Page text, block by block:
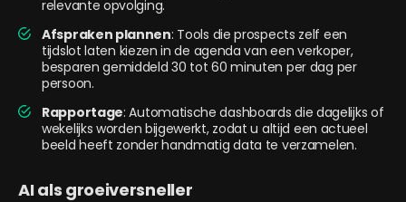
relevante opvolging.
Afspraken plannen: Tools die prospects zelf een
tijdslot laten kiezen in de agenda van een verkoper,
besparen gemiddeld 30 tot 60 minuten per dag per
persoon.
Rapportage: Automatische dashboards die dagelijks of
wekelijks worden bijgewerkt, zodat u altijd een actueel
beeld heeft zonder handmatig data te verzamelen.
AI als groeiversneller